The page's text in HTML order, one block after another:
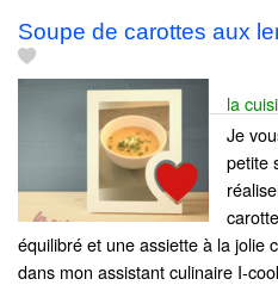
Soupe de carottes aux
la
Je
petite
équilibré et une assiette à la jolie
dans mon assistant culinaire I-